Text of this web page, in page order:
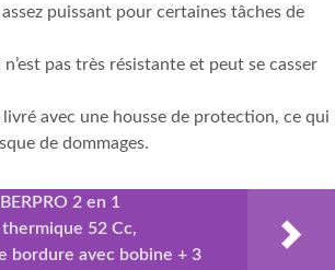
assez puissant pour certaines tâches de
pas très résistante et peut se casser
livré avec une housse de protection, ce qui
de dommages.
2 en 1
52 Cc,
bordure avec bobine + 3